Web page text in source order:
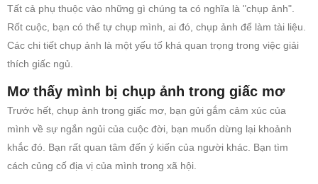
Tất cả phụ thuộc vào những gì chúng ta có nghĩa là "chụp ảnh".
Rốt cuộc, bạn có thể tự chụp mình, ai đó, chụp ảnh để làm tài liệu.
Các chi tiết chụp ảnh là một yếu tố khá quan trọng trong việc giải
thích giấc ngủ.
Mơ thấy mình bị chụp ảnh trong giấc mơ
Trước hết, chụp ảnh trong giấc mơ, bạn gửi gắm cảm xúc của
mình về sự ngắn ngủi của cuộc đời, bạn muốn dừng lại khoảnh
khắc đó. Bạn rất quan tâm đến ý kiến của người khác. Bạn tìm
cách củng cố địa vị của mình trong xã hội.